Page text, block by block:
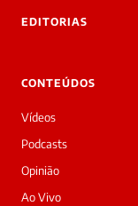
EDITORIAS
CONTEÚDOS
Vídeos
Podcasts
Opinião
Ao Vivo